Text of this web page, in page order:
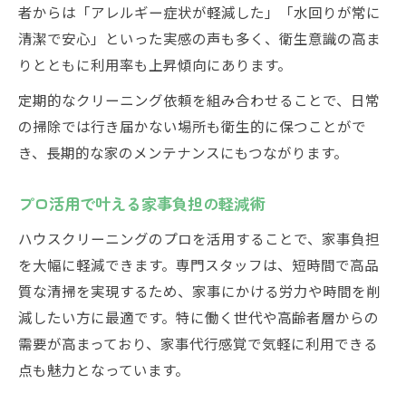
者からは「アレルギー症状が軽減した」「水回りが常に
清潔で安心」といった実感の声も多く、衛生意識の高ま
りとともに利用率も上昇傾向にあります。
定期的なクリーニング依頼を組み合わせることで、日常
の掃除では行き届かない場所も衛生的に保つことがで
き、長期的な家のメンテナンスにもつながります。
プロ活用で叶える家事負担の軽減術
ハウスクリーニングのプロを活用することで、家事負担
を大幅に軽減できます。専門スタッフは、短時間で高品
質な清掃を実現するため、家事にかける労力や時間を削
減したい方に最適です。特に働く世代や高齢者層からの
需要が高まっており、家事代行感覚で気軽に利用できる
点も魅力となっています。